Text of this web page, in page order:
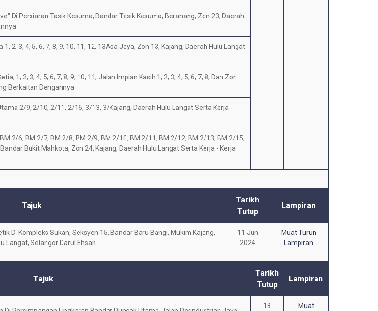
Di Persiaran Tasik Kesuma, Bandar Tasik Kesuma, Beranang, Zon 23, Daerah
2, 3, 4, 5, 6, 7, 8, 9, 10, 11, 12, 13Asa Jaya, Zon 13, Kajang, Daerah Hulu Langat
1, 2, 3, 4, 5, 6, 7, 8, 9, 10, 11, Jalan Impian Kasih 1, 2, 3, 4, 5, 6, 7, 8, Dan Zon
Berkaitan Dengannya
2/9, 2/10, 2/11, 2/16, 3/13, 3/Kajang, Daerah Hulu Langat Serta Kerja -
2/6, BM 2/7, BM 2/8, BM 2/9, BM 2/10, BM 2/11, BM 2/12, BM 2/13, BM 2/15,
Bukit Mahkota, Zon 24, Kajang, Daerah Hulu Langat Serta Kerja - Kerja
Tajuk
Tarikh
Tutup
Lampiran
Di Kompleks Sukan, Seksyen 15, Bandar Baru Bangi, Mukim Kajang,
Langat, Selangor Darul Ehsan
11 Jun
2024
Muat Turun
Lampiran
Tajuk
Tarikh
Tutup
Lampiran
18
Muat